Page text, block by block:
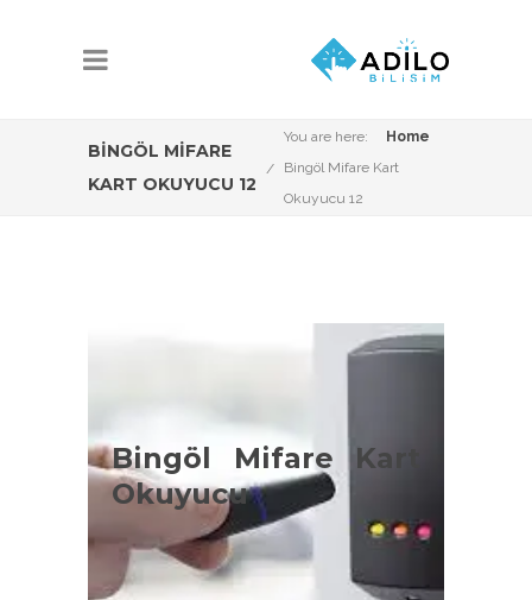
BINGÖL MIFARE
KART OKUYUCU 12
You are here:
Home
Bingöl Mifare Kart
Okuyucu 12
Bingöl Mifare Kart
Okuyucu
Okuyucu Çeşitleri
Bingöl Proxmity kart okuyucu
konusunda Adilo Bilişim olarak
aşağıdaki ürün çeşitleri ile
hizmetinizdeyiz.